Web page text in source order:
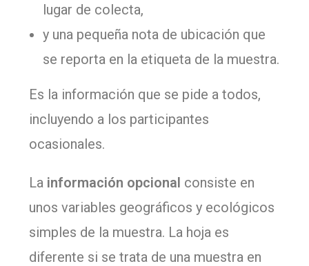
lugar de colecta,
y una pequeña nota de ubicación que
se reporta en la etiqueta de la muestra.
Es la información que se pide a todos,
incluyendo a los participantes
ocasionales.
La información opcional consiste en
unos variables geográficos y ecológicos
simples de la muestra. La hoja es
diferente si se trata de una muestra en